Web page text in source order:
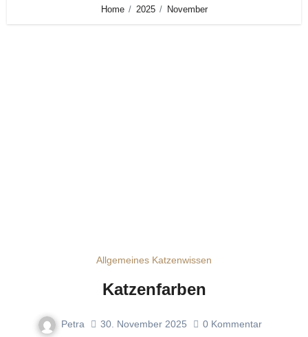
Home 2025 November
Allgemeines Katzenwissen
Katzenfarben
Petra 30. November 2025 0 Kommentar